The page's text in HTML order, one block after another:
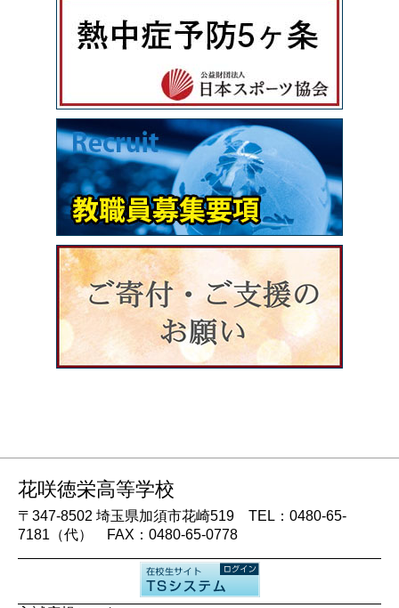
花咲徳栄高等学校
〒347-8502 埼玉県加須市花崎519 TEL：0480-65-
7181（代） FAX：0480-65-0778